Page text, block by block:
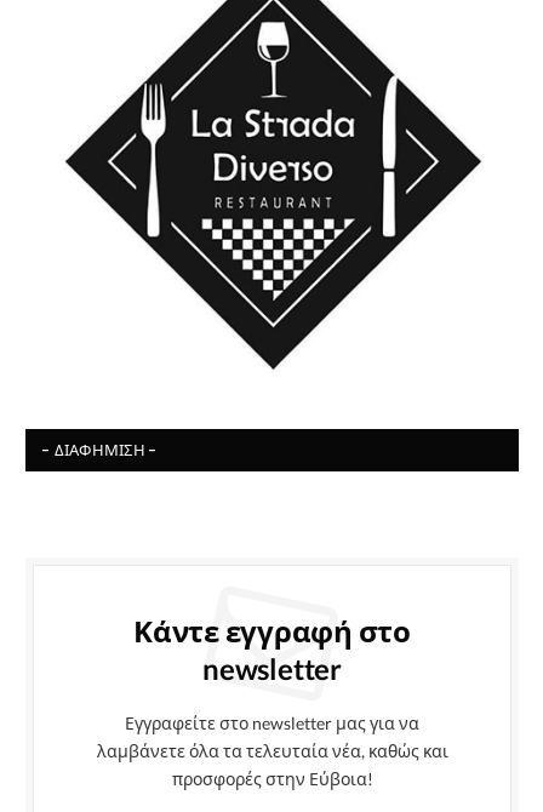
- ΔΙΑΦΉΜΙΣΗ -
Κάντε εγγραφή στο
newsletter
Εγγραφείτε στο newsletter μας για να
λαμβάνετε όλα τα τελευταία νέα, καθώς και
προσφορές στην Εύβοια!